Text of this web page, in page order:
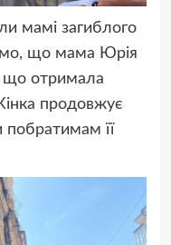
мамі загиблого
що мама Юрія
що отримала
продовжує
її